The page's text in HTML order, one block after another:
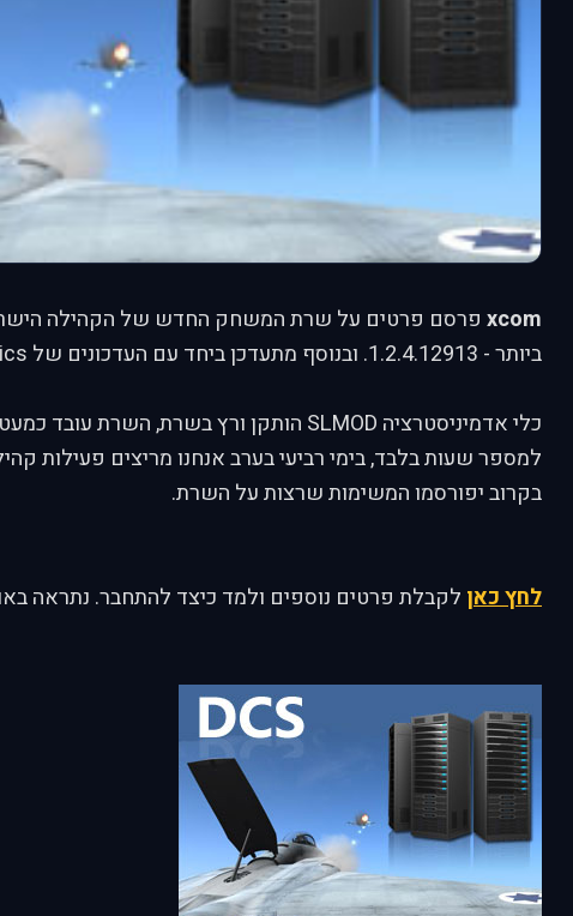
xcom פרסם פרטים על שרת המשחק החדש של הקהילה
ביותר - 1.2.4.12913. ובנוסף מתעדכן ביחד עם העדכונים של Eagle Dynamics.
למספר שעות בלבד, בימי רביעי בערב אנחנו מריצים פעילות
בקרוב יפורסמו המשימות שרצות על השרת.
לחץ כאן לקבלת פרטים נוספים ולמד כיצד להתחבר. נתראה